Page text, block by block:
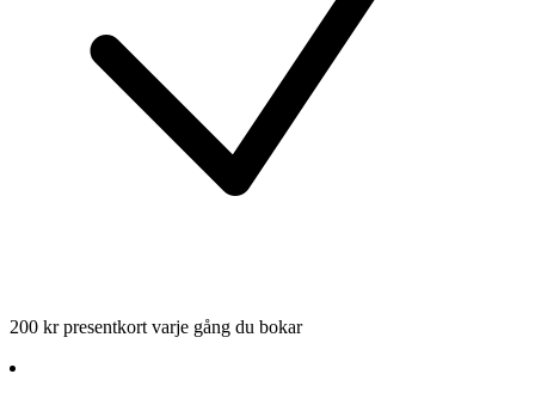
200 kr presentkort varje gång du bokar